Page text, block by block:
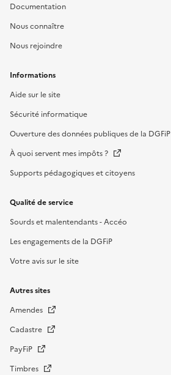
Documentation
Nous connaître
Nous rejoindre
Informations
Aide sur le site
Sécurité informatique
Ouverture des données publiques de la DGFiP
À quoi servent mes impôts ?
Supports pédagogiques et citoyens
Qualité de service
Sourds et malentendants - Accéo
Les engagements de la DGFiP
Votre avis sur le site
Autres sites
Amendes
Cadastre
PayFiP
Timbres